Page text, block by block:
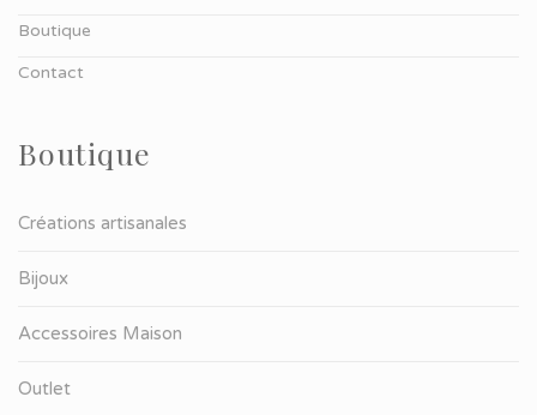
Boutique
Contact
Boutique
Créations artisanales
Bijoux
Accessoires Maison
Outlet